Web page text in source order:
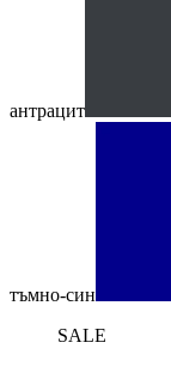
антрацит
тъмно-син
SALE